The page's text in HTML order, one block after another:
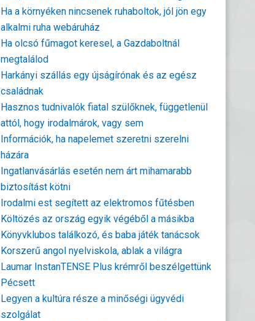
Ha a környéken nincsenek ruhaboltok, jól jön egy
alkalmi ruha webáruház
Ha olcsó fűmagot keresel, a Gazdaboltnál
megtalálod
Harkányi szállás egy újságírónak és az egész
családnak
Hasznos tudnivalók fiatal szülőknek, függetlenül
attól, hogy irodalmárok, vagy sem
Információk, ha napelemet szeretni szerelni
házára
Ingatlanvásárlás esetén nem árt mihamarabb
biztosítást kötni
Irodalmi est segített az elektromos fűtésben
Költözés az ország egyik végéből a másikba
Könyvklubos találkozó, és baba játék tanácsok
Korszerű angol nyelviskola, ablak a világra
Laumar InstanTENSE Plus krémről beszélgettünk
Pécsett
Legyen a kultúra része a minőségi ügyvédi
szolgálat